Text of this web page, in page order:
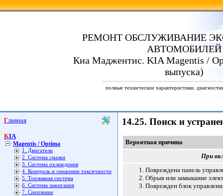
РЕМОНТ ОБСЛУЖИВАНИЕ
АВТОМОБИЛЕЙ
Киа Маджентис. KIA Magentis /
выпуска)
полные технические характеристики.
Главная
KIA
Magentis / Optima
1. Двигатели
2. Система смазки
3. Система охлаждения
4. Контроль и снижение токсичности
5. Топливная система
6. Система зажигания
7. Сцепление
14.25. Поиск и
Вероятная причина
При
Повреждена панель
Обрыв или замыкание
Поврежден блок